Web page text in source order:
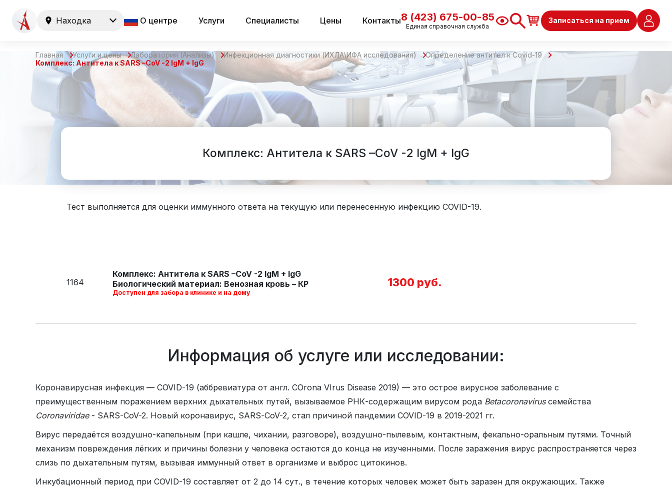
Находка О центре Услуги Специалисты Цены Контакты8 (423) 675-00-85
Единая справочная служба
Записаться на прием
Главная Услуги и цены Лаборатория (Анализы) Инфекционная диагностики (ИХЛА\ИФА исследования)
Определение антител к Covid-19
Комплекс: Антитела к SARS –CoV -2 IgM + IgG
Комплекс: Антитела к SARS –CoV -2 IgM + IgG
Тест выполняется для оценки иммунного ответа на текущую или перенесенную инфекцию COVID-19.
1164
Комплекс: Антитела к SARS –CoV -2 IgM + IgG
Биологический материал: Венозная кровь – КР
Доступен для забора в клинике и на дому
1300 руб.
Информация об услуге или исследовании:
Коронавирусная инфекция — COVID-19 (аббревиатура от англ. COrona VIrus Disease 2019) — это острое вирусное заболевание с
преимущественным поражением верхних дыхательных путей, вызываемое РНК-содержащим вирусом рода Betacoronavirusсемейства
Coronaviridae- SARS-CoV-2. Новый коронавирус, SARS-CoV-2, стал причиной пандемии COVID-19 в 2019-2021 гг.
Вирус передаётся воздушно-капельным (при кашле, чихании, разговоре), воздушно-пылевым, контактным, фекально-оральным путями. Точный
механизм повреждения лёгких и причины болезни у человека остаются до конца не изученными. После заражения вирус распространяется через
слизь по дыхательным путям, вызывая иммунный ответ в организме и выброс цитокинов.
Инкубационный период при COVID-19 составляет от 2 до 14 сут., в течение которых человек может быть заразен для окружающих. Также